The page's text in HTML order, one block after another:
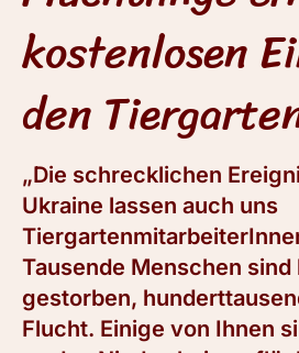
kostenlosen
den
„Die schrecklichen
Ukraine lassen auch uns
Tausende Menschen sind
gestorben,
Flucht. Einige von Ihnen